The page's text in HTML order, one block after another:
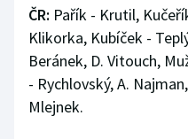
ČR: Pařík - Krutil,
Klikorka, Kubíček -
Beránek, D. Vitouch,
- Rychlovský, A.
Mlejnek.